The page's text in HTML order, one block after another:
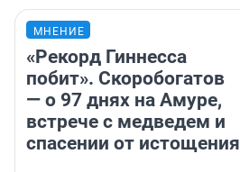
МНЕНИЕ
«Рекорд Гиннесса
побит». Скоробогатов
— о 97 днях на Амуре,
встрече с медведем и
спасении от истощения